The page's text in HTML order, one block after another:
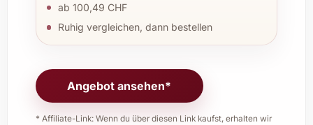
ab 100,49 CHF
Ruhig vergleichen, dann bestellen
Angebot ansehen*
* Affiliate-Link: Wenn du über diesen Link kaufst, erhalten wir